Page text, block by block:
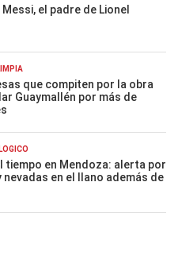
el padre de Lionel
que compiten por la obra
Guaymallén por más de
tiempo en Mendoza: alerta por
nevadas en el llano además de